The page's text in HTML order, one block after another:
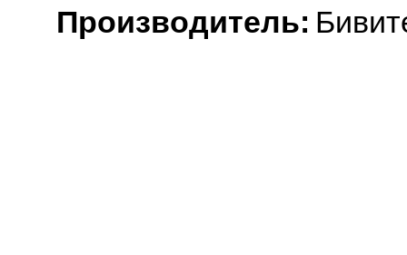
Производитель: